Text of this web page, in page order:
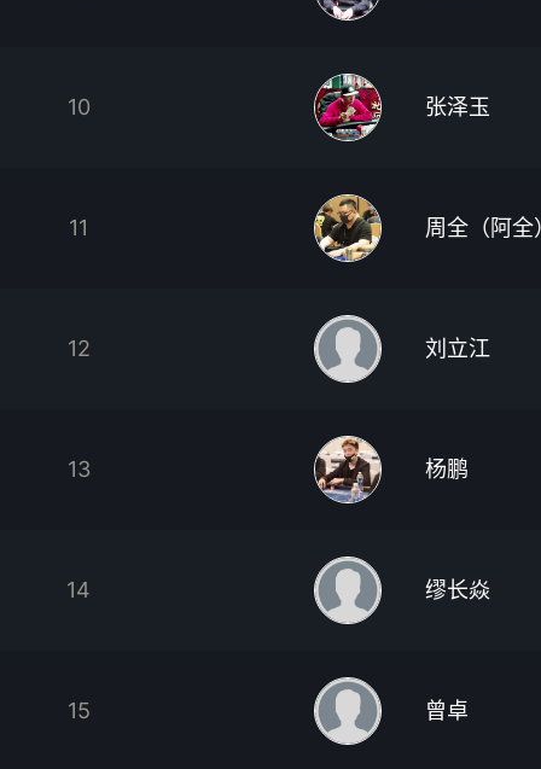
10 张泽玉
11 周全（阿全
12 刘立江
13 杨鹏
14 缪长焱
15 曾卓